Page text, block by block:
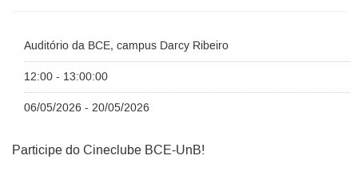
Auditório da BCE, campus Darcy Ribeiro
12:00 - 13:00:00
06/05/2026 - 20/05/2026
Participe do Cineclube BCE-UnB!